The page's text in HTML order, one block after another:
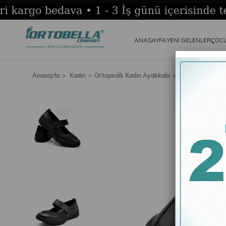
ANASAYFAYENİ GELENLER
Anasayfa Kadın Ortopedik Kadın Ayakkabı